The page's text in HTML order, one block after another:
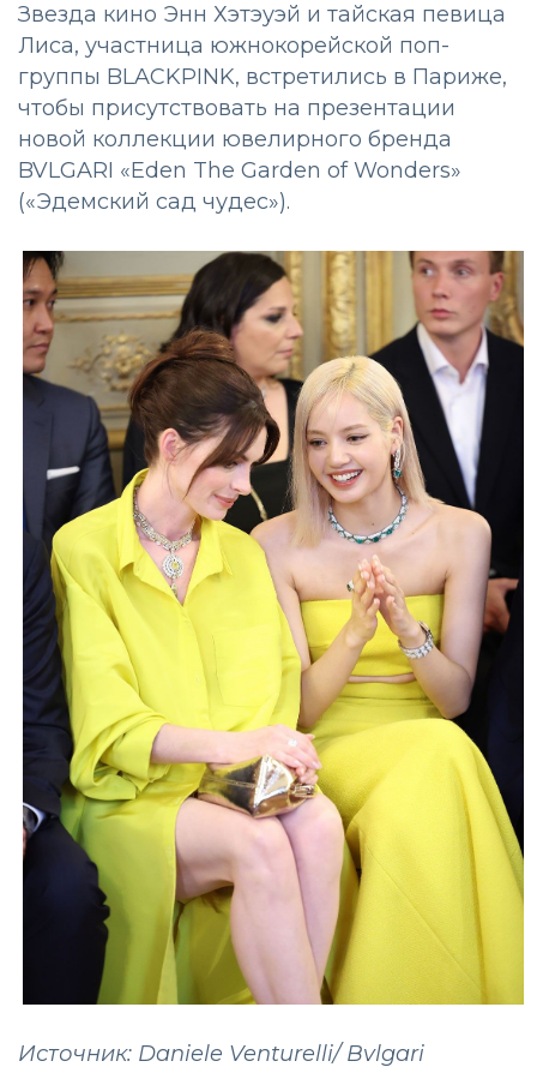
Звезда кино Энн Хэтэуэй и тайская певица
Лиcа, участница южнокорейской поп-
группы BLACKPINK, встретились в Париже,
чтобы присутствовать на презентации
новой коллекции ювелирного бренда
BVLGARI «Eden The Garden of Wonders»
(«Эдемский сад чудес»).
Источник: Daniele Venturelli/ Bvlgari